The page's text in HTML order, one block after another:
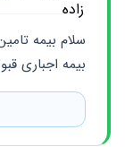
بیمه اجباری